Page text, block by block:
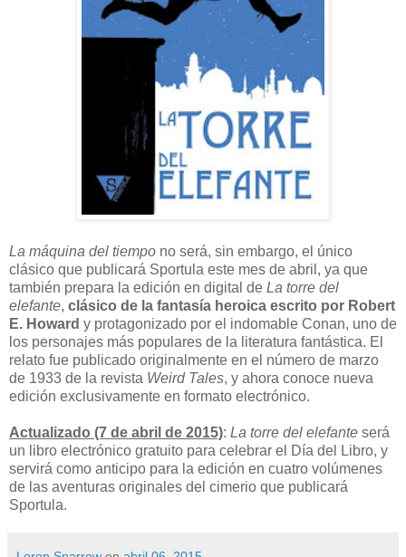
La máquina del tiempo no será, sin embargo, el único
clásico que publicará Sportula este mes de abril, ya que
también prepara la edición en digital de La torre del
elefante, clásico de la fantasía heroica escrito por Robert
E. Howard y protagonizado por el indomable Conan, uno de
los personajes más populares de la literatura fantástica. El
relato fue publicado originalmente en el número de marzo
de 1933 de la revista Weird Tales, y ahora conoce nueva
edición exclusivamente en formato electrónico.
Actualizado (7 de abril de 2015): La torre del elefante será
un libro electrónico gratuito para celebrar el Día del Libro, y
servirá como anticipo para la edición en cuatro volúmenes
de las aventuras originales del cimerio que publicará
Sportula.